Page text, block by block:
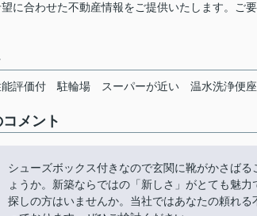
に合わせた不動産情報をご提供いたします。ご
評価付 駐輪場 スーパーが近い 温水洗浄便座
メント
シューズボックス付きなので玄関に靴がかさば
ょうか。新築ならではの「新しさ」がとても魅
探しの方はいませんか。当社ではあなたの頼れ